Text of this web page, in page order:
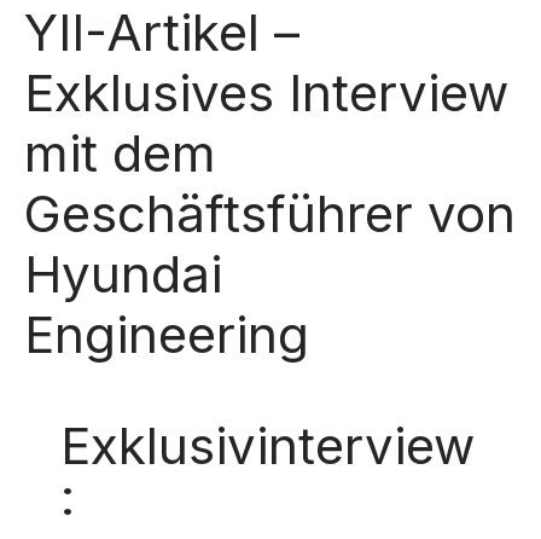
YII-Artikel –
Exklusives Interview
mit dem
Geschäftsführer von
Hyundai
Engineering
Exklusivinterview
: